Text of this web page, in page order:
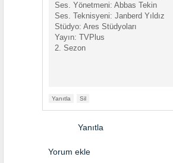
Ses. Yönetmeni: Abbas Tekin
Ses. Teknisyeni: Janberd Yıldız
Stüdyo: Ares Stüdyoları
Yayın: TVPlus
2. Sezon
Yanıtla Sil
Yanıtla
Yorum ekle